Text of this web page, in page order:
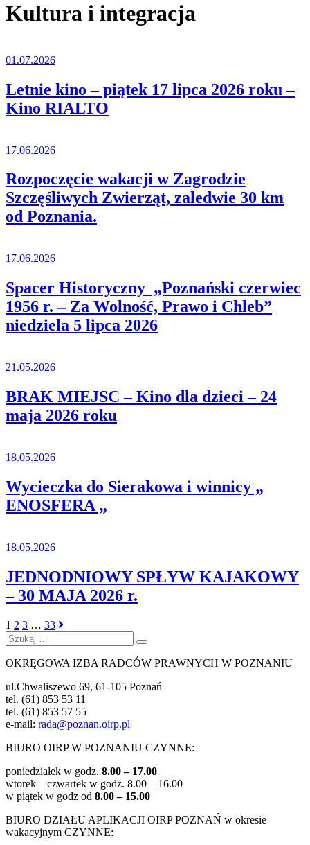
Kultura i integracja
01.07.2026
Letnie kino – piątek 17 lipca 2026 roku –
Kino RIALTO
17.06.2026
Rozpoczęcie wakacji w Zagrodzie
Szczęśliwych Zwierząt, zaledwie 30 km
od Poznania.
17.06.2026
Spacer Historyczny „Poznański czerwiec
1956 r. – Za Wolność, Prawo i Chleb”
niedziela 5 lipca 2026
21.05.2026
BRAK MIEJSC – Kino dla dzieci – 24
maja 2026 roku
18.05.2026
Wycieczka do Sierakowa i winnicy „
ENOSFERA „
18.05.2026
JEDNODNIOWY SPŁYW KAJAKOWY
– 30 MAJA 2026 r.
1 2 3 … 33
Szukaj:
Szukaj
OKRĘGOWA IZBA RADCÓW PRAWNYCH W POZNANIU
ul.Chwaliszewo 69, 61-105 Poznań
tel. (61) 853 53 11
tel. (61) 853 57 55
e-mail: rada@poznan.oirp.pl
BIURO OIRP W POZNANIU CZYNNE:
poniedziałek w godz. 8.00 – 17.00
wtorek – czwartek w godz. 8.00 – 16.00
w piątek w godz od 8.00 – 15.00
BIURO DZIAŁU APLIKACJI OIRP POZNAŃ w okresie
wakacyjnym CZYNNE: